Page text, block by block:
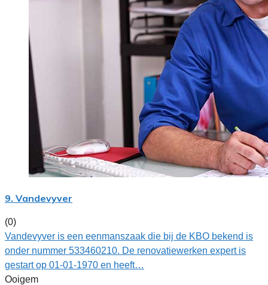
9. Vandevyver
(0)
Vandevyver is een eenmanszaak die bij de KBO bekend is
onder nummer 533460210. De renovatiewerken expert is
gestart op 01-01-1970 en heeft…
Ooigem